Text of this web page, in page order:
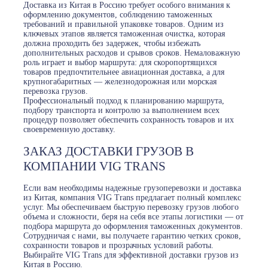
Доставка из Китая в Россию требует особого внимания к
оформлению документов, соблюдению таможенных
требований и правильной упаковке товаров. Одним из
ключевых этапов является таможенная очистка, которая
должна проходить без задержек, чтобы избежать
дополнительных расходов и срывов сроков. Немаловажную
роль играет и выбор маршрута: для скоропортящихся
товаров предпочтительнее авиационная доставка, а для
крупногабаритных — железнодорожная или морская
перевозка грузов.
Профессиональный подход к планированию маршрута,
подбору транспорта и контролю за выполнением всех
процедур позволяет обеспечить сохранность товаров и их
своевременную доставку.
ЗАКАЗ ДОСТАВКИ ГРУЗОВ В
КОМПАНИИ VIG TRANS
Если вам необходимы надежные грузоперевозки и доставка
из Китая, компания VIG Trans предлагает полный комплекс
услуг. Мы обеспечиваем быструю перевозку грузов любого
объема и сложности, беря на себя все этапы логистики — от
подбора маршрута до оформления таможенных документов.
Сотрудничая с нами, вы получаете гарантию четких сроков,
сохранности товаров и прозрачных условий работы.
Выбирайте VIG Trans для эффективной доставки грузов из
Китая в Россию.